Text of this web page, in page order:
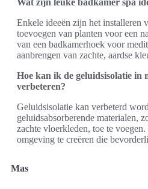
Enkele ideeën zijn het installeren
toevoegen van planten voor een
van een badkamerhoek voor
aanbrengen van zachte, aardse
Hoe kan ik de geluidsisolatie in
verbeteren?
Geluidsisolatie kan verbeterd
geluidsabsorberende materialen,
zachte vloerkleden, toe te
omgeving te creëren die
Mas